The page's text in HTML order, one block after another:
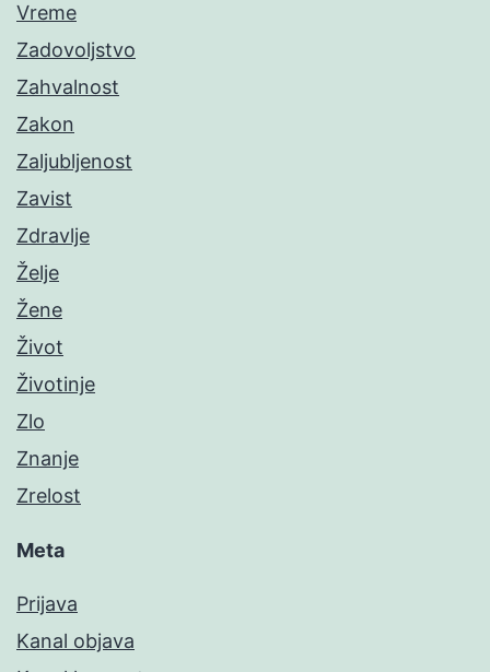
Vreme
Zadovoljstvo
Zahvalnost
Zakon
Zaljubljenost
Zavist
Zdravlje
Želje
Žene
Život
Životinje
Zlo
Znanje
Zrelost
Meta
Prijava
Kanal objava